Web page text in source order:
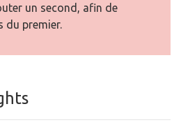
un second, afin de
du premier.